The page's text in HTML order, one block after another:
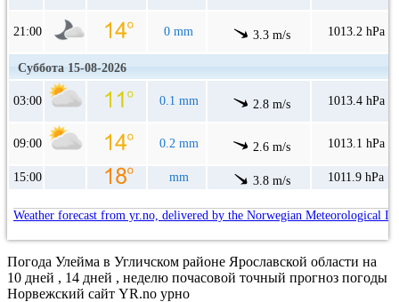
21:00 0 mm 3.3 m/s 1013.2 hPa
Суббота 15-08-2026
03:00 0.1 mm 2.8 m/s 1013.4 hPa
09:00 0.2 mm 2.6 m/s 1013.1 hPa
15:00 mm 3.8 m/s 1011.9 hPa
Weather forecast from yr.no, delivered by the Norwegian Meteorological
Погода Улейма в Угличском районе Ярославской области на
10 дней , 14 дней , неделю почасовой точный прогноз погоды
Норвежский сайт YR.no урно